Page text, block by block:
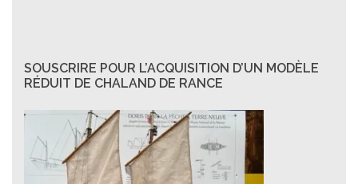
SOUSCRIRE POUR L’ACQUISITION D’UN MODÈLE
RÉDUIT DE CHALAND DE RANCE